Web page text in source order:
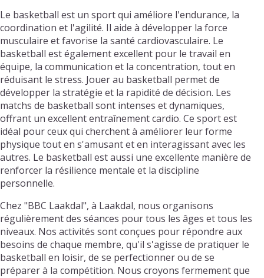
Le basketball est un sport qui améliore l'endurance, la
coordination et l'agilité. Il aide à développer la force
musculaire et favorise la santé cardiovasculaire. Le
basketball est également excellent pour le travail en
équipe, la communication et la concentration, tout en
réduisant le stress. Jouer au basketball permet de
développer la stratégie et la rapidité de décision. Les
matchs de basketball sont intenses et dynamiques,
offrant un excellent entraînement cardio. Ce sport est
idéal pour ceux qui cherchent à améliorer leur forme
physique tout en s'amusant et en interagissant avec les
autres. Le basketball est aussi une excellente manière de
renforcer la résilience mentale et la discipline
personnelle.
Chez "BBC Laakdal", à Laakdal, nous organisons
régulièrement des séances pour tous les âges et tous les
niveaux. Nos activités sont conçues pour répondre aux
besoins de chaque membre, qu'il s'agisse de pratiquer le
basketball en loisir, de se perfectionner ou de se
préparer à la compétition. Nous croyons fermement que